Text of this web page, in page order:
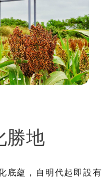
勝地
底蘊，自明代起即設有